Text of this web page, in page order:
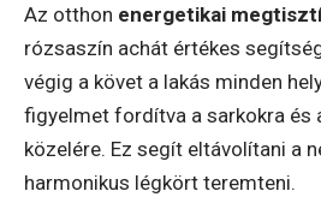
Az otthon energetikai
rózsaszín achát értékes
végig a követ a lakás minden
figyelmet fordítva a sarkokra és
közelére. Ez segít eltávolítani a
harmonikus légkört teremteni.